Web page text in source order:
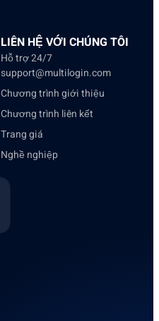
LIÊN HỆ VỚI CHÚNG TÔI
Hỗ trợ 24/7
support@multilogin.com
Chương trình giới thiệu
Chương trình liên kết
Trang giá
Nghề nghiệp